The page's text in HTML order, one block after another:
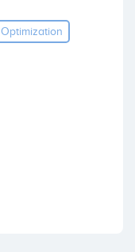
Optimization